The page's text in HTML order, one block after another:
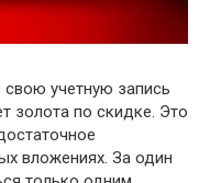
учетную запись
золота по скидке. Это
вложениях. За один